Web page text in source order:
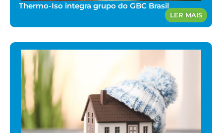
Thermo-Iso integra grupo do GBC Brasil
LER MAIS